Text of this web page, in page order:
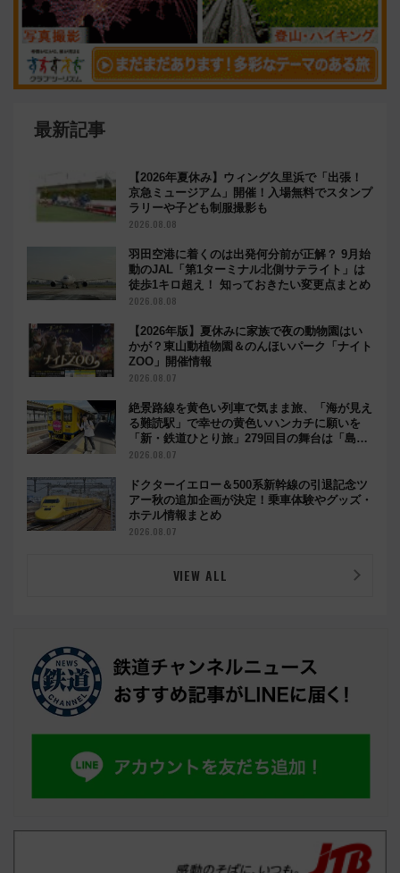
最新記事
【2026年夏休み】ウィング久里浜で「出張！
京急ミュージアム」開催！入場無料でスタンプ
ラリーや子ども制服撮影も
2026.08.08
羽田空港に着くのは出発何分前が正解？ 9月始
動のJAL「第1ターミナル北側サテライト」は
徒歩1キロ超え！ 知っておきたい変更点まとめ
2026.08.08
【2026年版】夏休みに家族で夜の動物園はい
かが？東山動植物園＆のんほいパーク「ナイト
ZOO」開催情報
2026.08.07
絶景路線を黄色い列車で気まま旅、「海が見え
る難読駅」で幸せの黄色いハンカチに願いを
「新・鉄道ひとり旅」279回目の舞台は「島原
鉄道」
2026.08.07
ドクターイエロー＆500系新幹線の引退記念ツ
アー秋の追加企画が決定！乗車体験やグッズ・
ホテル情報まとめ
2026.08.07
VIEW ALL